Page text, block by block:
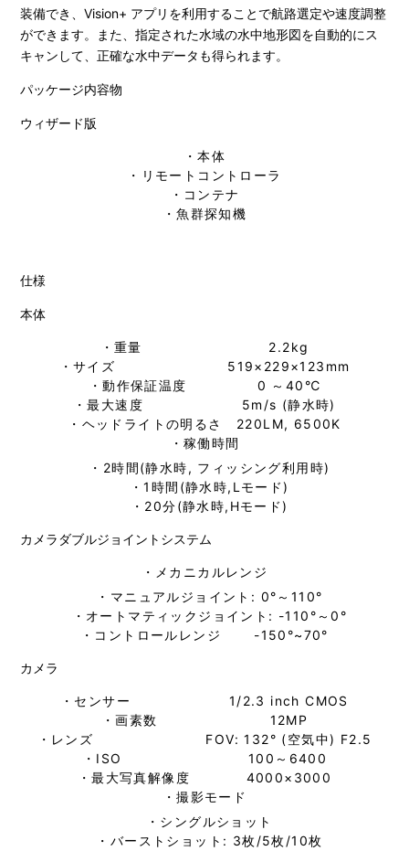
装備でき、Vision+ アプリを利用することで航路選定や速度調整
ができます。また、指定された水域の水中地形図を自動的にス
キャンして、正確な水中データも得られます。
パッケージ内容物
ウィザード版
・本体
・リモートコントローラ
・コンテナ
・魚群探知機
仕様
本体
・重量 2.2kg
・サイズ 519×229×123mm
・動作保証温度 0 ～40℃
・最大速度 5m/s (静水時)
・ヘッドライトの明るさ 220LM, 6500K
・稼働時間
・2時間(静水時, フィッシング利用時)
・1時間(静水時,Lモード)
・20分(静水時,Hモード)
カメラダブルジョイントシステム
・メカニカルレンジ
・マニュアルジョイント: 0°～110°
・オートマティックジョイント: -110°～0°
・コントロールレンジ -150°~70°
カメラ
・センサー 1/2.3 inch CMOS
・画素数 12MP
・レンズ FOV: 132° (空気中) F2.5
・ISO 100～6400
・最大写真解像度 4000×3000
・撮影モード
・シングルショット
・バーストショット: 3枚/5枚/10枚